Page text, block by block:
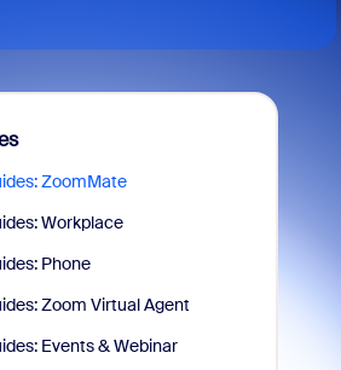
ZoomMate
Workplace
Phone
Zoom Virtual Agent
Events & Webinar